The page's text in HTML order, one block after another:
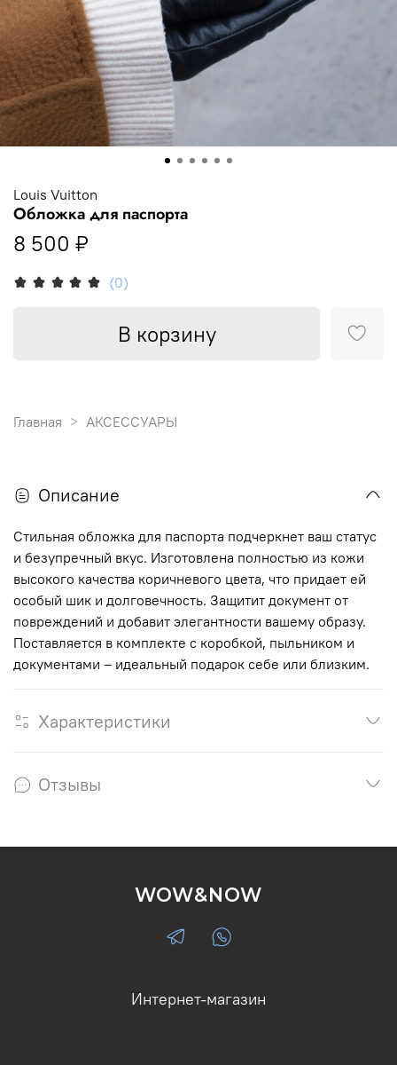
(0)
Louis Vuitton
Обложка для паспорта
8 500 ₽
В корзину
Главная АКСЕССУАРЫ
Описание
Стильная обложка для паспорта подчеркнет ваш статус
и безупречный вкус. Изготовлена полностью из кожи
высокого качества коричневого цвета, что придает ей
особый шик и долговечность. Защитит документ от
повреждений и добавит элегантности вашему образу.
Поставляется в комплекте с коробкой, пыльником и
документами – идеальный подарок себе или близким.
Характеристики
Отзывы
Интернет-магазин
WOW&NOW